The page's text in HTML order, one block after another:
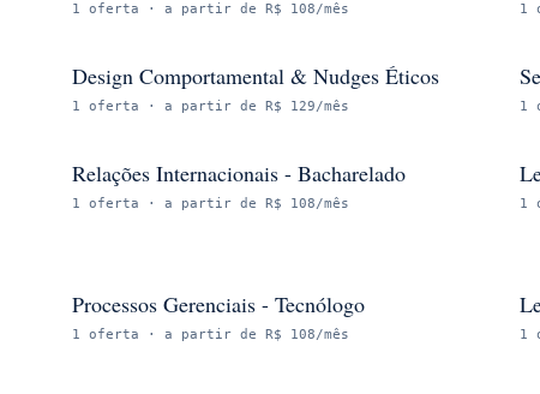
1 oferta · a partir de R$ 108/mês 1
Design Comportamental & Nudges Éticos
1 oferta · a partir de R$ 129/mês 1
Relações Internacionais - Bacharelado
1 oferta · a partir de R$ 108/mês 1
Processos Gerenciais - Tecnólogo
1 oferta · a partir de R$ 108/mês 1